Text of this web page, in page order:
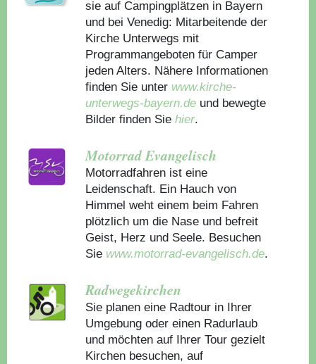
sie auf Campingplätzen in Bayern
und bei Venedig: Mitarbeitende der
Kirche Unterwegs mit
Programmangeboten für Camper
jeden Alters. Nähere Informationen
finden Sie unter www.kirche-
unterwegs-bayern.de und bewegte
Bilder finden Sie hier.
Motorrad Evangelisch
Motorradfahren ist eine
Leidenschaft. Ein Hauch von
Himmel weht einem beim Fahren
plötzlich um die Nase und befreit
Geist, Herz und Seele. Besuchen
Sie www.motorrad-evangelisch.de.
Radwegekirchen
Sie planen eine Radtour in Ihrer
Umgebung oder einen Radurlaub
und möchten auf Ihrer Tour gezielt
Kirchen besuchen, auf